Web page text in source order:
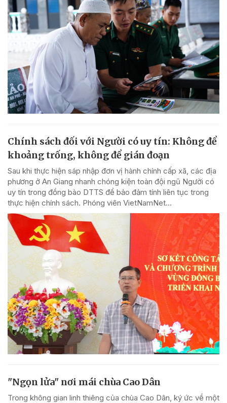
Chính sách đối với Người có uy tín: Không để
khoảng trống, không để gián đoạn
Sau khi thực hiện sáp nhập đơn vị hành chính cấp xã, các địa
phương ở An Giang nhanh chóng kiện toàn đội ngũ Người có
uy tín trong đồng bào DTTS để bảo đảm tính liên tục trong
thực hiện chính sách. Phóng viên VietNamNet...
"Ngọn lửa" nơi mái chùa Cao Dân
Trong không gian linh thiêng của chùa Cao Dân, ký ức về một